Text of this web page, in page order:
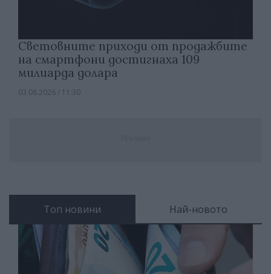
Световните приходи от продажбите
на смартфони достигнаха 109
милиарда долара
03.08.2026 / 11:30
Топ новини Най-новото